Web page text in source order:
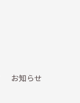
お知らせ